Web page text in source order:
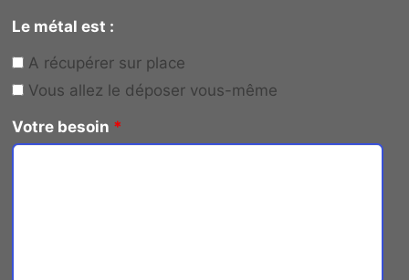
Le métal est :
A récupérer sur place
Vous allez le déposer vous-même
Votre besoin *